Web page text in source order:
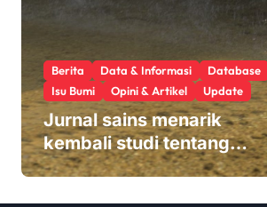
Berita Data & Informasi Database
Isu Bumi
Opini & Artikel Update
Jurnal sains menarik
kembali studi tentang
keamanan Monsanto